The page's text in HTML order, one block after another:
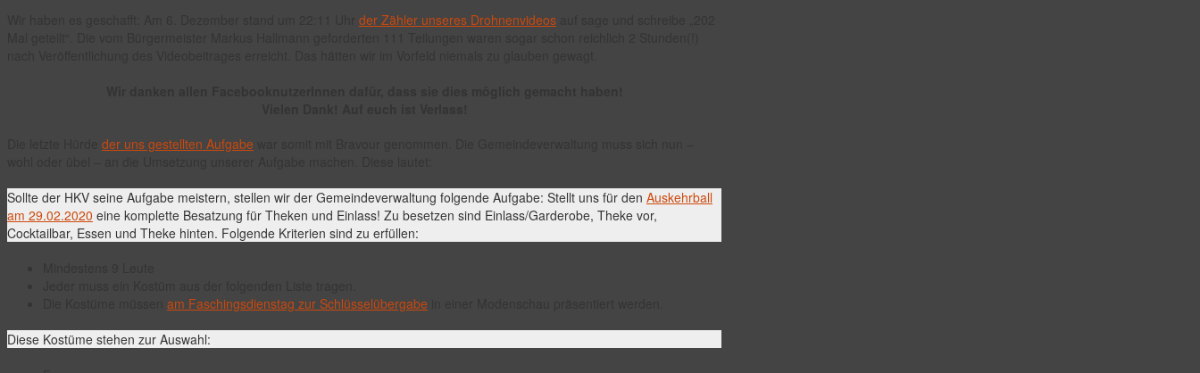
der Zähler unseres Drohnenvideos
der uns gestellten Aufgabe
Sollte der HKV seine Aufgabe meistern, stellen wir der Gemeindeverwaltung folgende Aufgabe: Stellt uns für den Auskehrball
am 29.02.2020 eine komplette Besatzung für Theken und Einlass! Zu besetzen sind Einlass/Garderobe, Theke vor,
Cocktailbar, Essen und Theke hinten. Folgende Kriterien sind zu erfüllen:
am Faschingsdienstag zur Schlüsselübergabe
Diese Kostüme stehen zur Auswahl: